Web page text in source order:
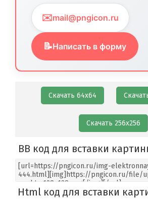
✉️mail@pngicon.ru
📝Написать в форму
Скачать 64х64
Скачать 256х256
BB код для вставки
Html код для вставки